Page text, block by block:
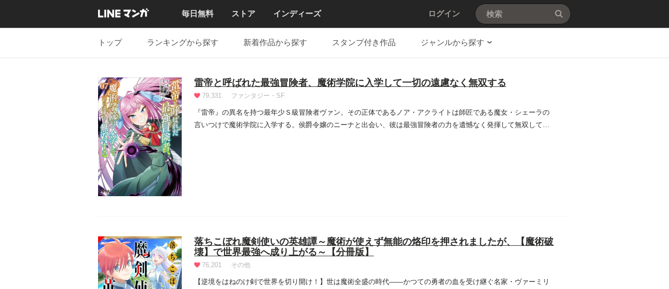
毎日無料 ストア インディーズ ログイン
トップ ランキングから探す 新着作品から探す スタンプ付き作品 ジャンルから探す
雷帝と呼ばれた最強冒険者、魔術学院に入学して一切の遠慮なく無双する
79,331 ファンタジー・SF
『雷帝』の異名を持つ最年少Ｓ級冒険者ヴァン。その正体であるノア・アクライトは師匠である魔女・シェーラの
言いつけで魔術学院に入学する。侯爵令嬢のニーナと出会い、彼は最強冒険者の力を遺憾なく発揮して無双してい
落ちこぼれ魔剣使いの英雄譚～魔術が使えず無能の烙印を押されましたが、【魔術破
壊】で世界最強へ成り上がる～【分冊版】
76,201 その他
【逆境をはねのけ剣で世界を切り開け！】世は魔術全盛の時代――かつての勇者の血を受け継ぐ名家・ヴァーミリ